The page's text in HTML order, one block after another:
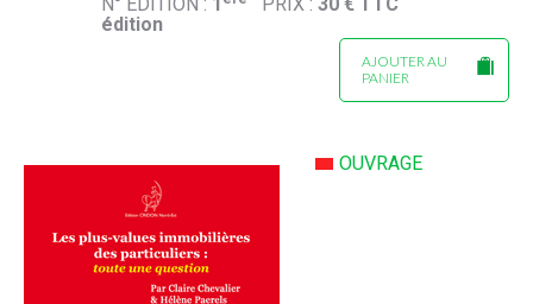
édition
AJOUTER AU
PANIER
OUVRAGE